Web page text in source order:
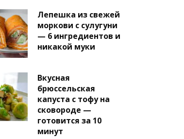
Лепешка из свежей
моркови с сулугуни
— 6 ингредиентов и
никакой муки
Вкусная
брюссельская
капуста с тофу на
сковороде —
готовится за 10
минут